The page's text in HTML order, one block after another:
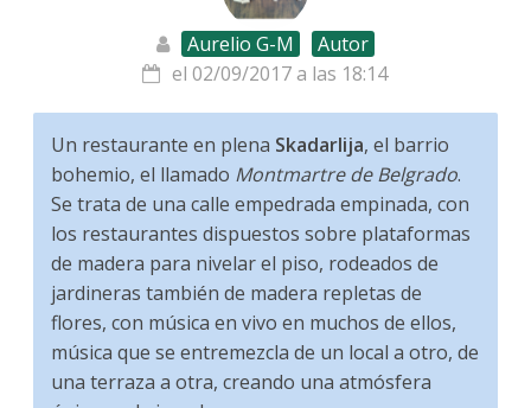
Aurelio G-M
Autor
el 02/09/2017 a las 18:14
Un restaurante en plena Skadarlija, el barrio
bohemio, el llamado Montmartre de Belgrado.
Se trata de una calle empedrada empinada, con
los restaurantes dispuestos sobre plataformas
de madera para nivelar el piso, rodeados de
jardineras también de madera repletas de
flores, con música en vivo en muchos de ellos,
música que se entremezcla de un local a otro, de
una terraza a otra, creando una atmósfera